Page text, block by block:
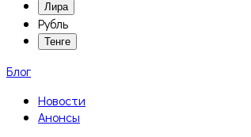
Лира
Рубль
Тенге
Блог
Новости
Анонсы